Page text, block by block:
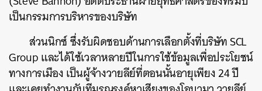
เป็นกรรมการบริหารของบริษัท
ส่วนนิกซ์ ซึ่งรับผิดชอบด้านการเลือกตั้งที่บริษัท SCL
Group และได้ใช้เวลาหลายปีในการใช้ข้อมูลเพื่อประโยชน์
ทางการเมือง เป็นผู้จ้างวายลีย์ที่ตอนนั้นอายุเพียง 24 ปี